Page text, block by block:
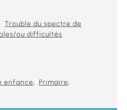
Trouble du spectre de
ou difficultés
enfance
Primaire